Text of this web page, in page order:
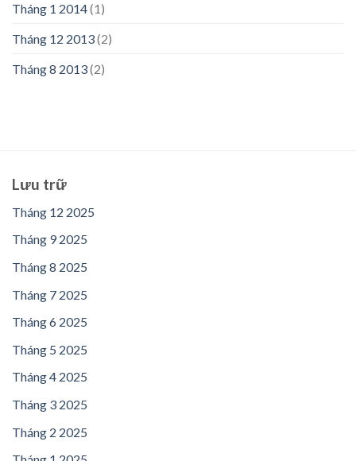
Tháng 1 2014(1)
Tháng 12 2013(2)
Tháng 8 2013(2)
Lưu trữ
Tháng 12 2025
Tháng 9 2025
Tháng 8 2025
Tháng 7 2025
Tháng 6 2025
Tháng 5 2025
Tháng 4 2025
Tháng 3 2025
Tháng 2 2025